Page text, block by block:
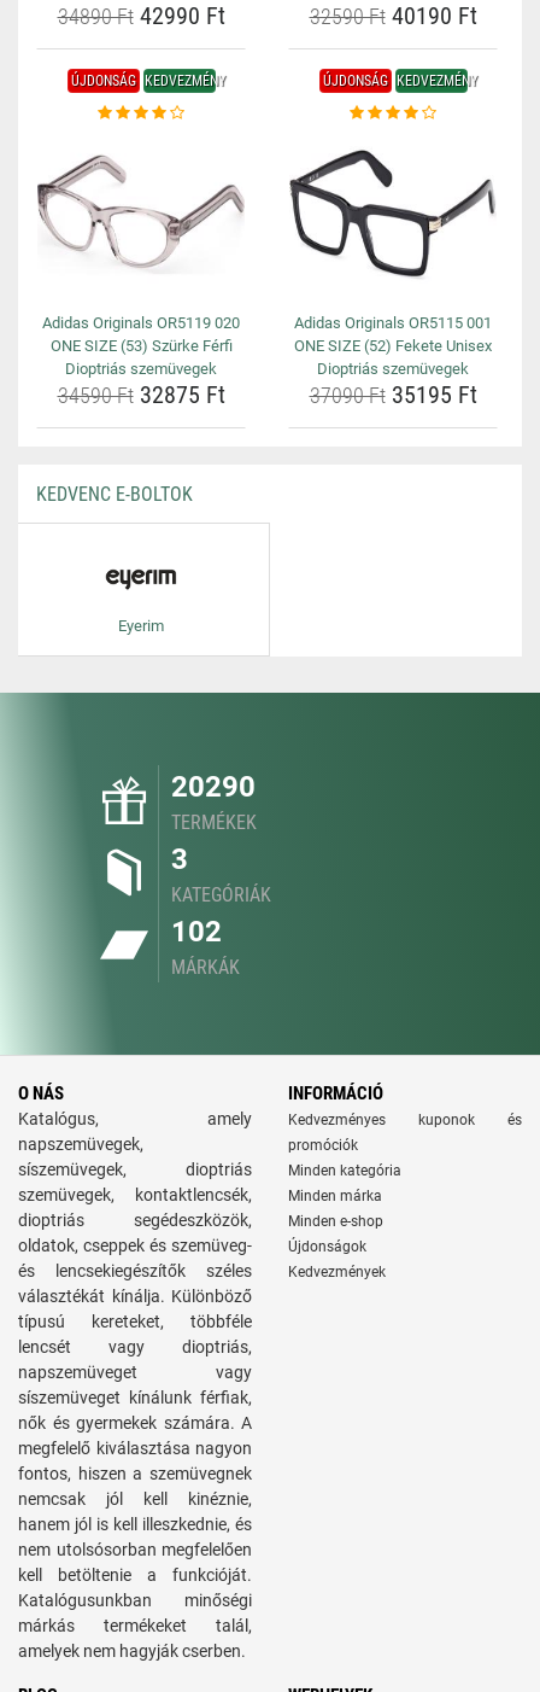
34890 Ft42990 Ft 32590 Ft40190 Ft
ÚJDONSÁG KEDVEZMÉNY
Adidas Originals OR5119 020
ONE SIZE (53) Szürke Férfi
Dioptriás szemüvegek
34590 Ft32875 Ft
ÚJDONSÁG KEDVEZMÉNY
Adidas Originals OR5115 001
ONE SIZE (52) Fekete Unisex
Dioptriás szemüvegek
37090 Ft35195 Ft
KEDVENC E-BOLTOK
Eyerim
20290
TERMÉKEK
3
KATEGÓRIÁK
102
MÁRKÁK
O NÁS
Katalógus, amely
napszemüvegek,
síszemüvegek, dioptriás
szemüvegek, kontaktlencsék,
dioptriás segédeszközök,
oldatok, cseppek és szemüveg-
és lencsekiegészítők széles
választékát kínálja. Különböző
típusú kereteket, többféle
lencsét vagy dioptriás,
napszemüveget vagy
síszemüveget kínálunk férfiak,
nők és gyermekek számára. A
megfelelő kiválasztása nagyon
fontos, hiszen a szemüvegnek
nemcsak jól kell kinéznie,
hanem jól is kell illeszkednie, és
nem utolsósorban megfelelően
kell betöltenie a funkcióját.
Katalógusunkban minőségi
márkás termékeket talál,
amelyek nem hagyják cserben.
INFORMÁCIÓ
Kedvezményes kuponok és
promóciók
Minden kategória
Minden márka
Minden e-shop
Újdonságok
Kedvezmények